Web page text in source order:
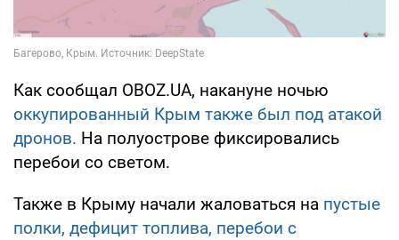
Как сообщал OBOZ.UA, накануне ночью
оккупированный Крым также был под атакой
дронов. На полуострове фиксировались
перебои со светом.
Также в Крыму начали жаловаться на пустые
полки, дефицит топлива, перебои с